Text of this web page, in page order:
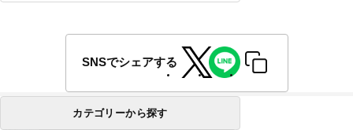
SNSでシェアする
カテゴリーから探す